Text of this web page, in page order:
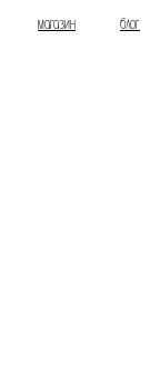
магазин блог